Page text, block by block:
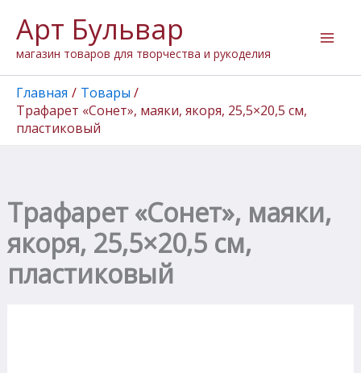
содержимому
Арт Бульвар
магазин товаров для творчества и рукоделия
Главная
Товары
Трафарет «Сонет», маяки, якоря, 25,5×20,5 см,
плаcтиковый
Трафарет «Сонет», маяки,
якоря, 25,5×20,5 см,
плаcтиковый
товара
Трафарет
"Сонет",
маяки,
якоря,
25,5x20,5
см,
плаcтиковый